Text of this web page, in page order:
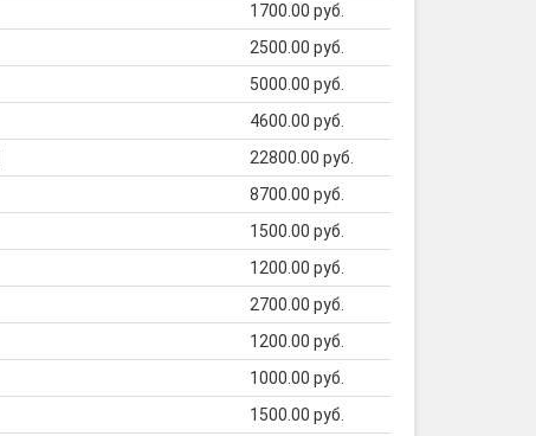
1700.00 руб.
2500.00 руб.
5000.00 руб.
4600.00 руб.
22800.00 руб.
8700.00 руб.
1500.00 руб.
1200.00 руб.
2700.00 руб.
1200.00 руб.
1000.00 руб.
1500.00 руб.